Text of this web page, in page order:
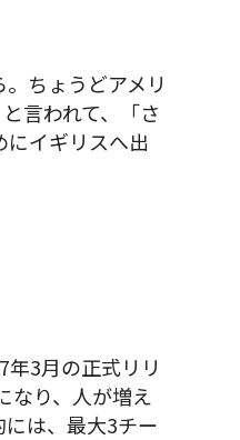
ちょうどアメリ
言われて、「さ
にイギリスへ出
3月の正式リリ
なり、人が増え
は、最大3チー